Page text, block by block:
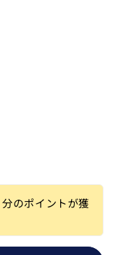
分のポイントが獲